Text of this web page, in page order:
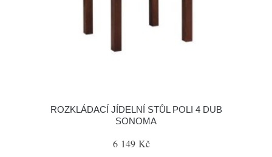
ROZKLÁDACÍ JÍDELNÍ STŮL POLI 4 DUB
SONOMA
6 149 Kč